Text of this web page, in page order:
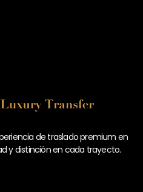
de traslado premium en
y distinción en cada trayecto.